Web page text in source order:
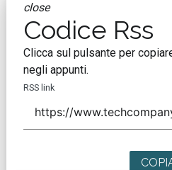
close
Codice Rss
Clicca sul pulsante per
negli appunti.
RSS link